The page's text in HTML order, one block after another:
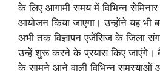
के लिए आगामी समय में विभिन्न सेमिनार
आयोजन किया जाएगा। उन्होंने यह भी
अभी तक विज्ञापन एजेंसिज के जिला
उन्हें शुरू करने के प्रयास किए जाएंगे।
के सामने आने वाली विभिन्न समस्याओं